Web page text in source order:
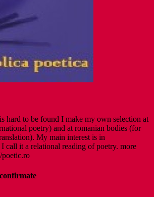
hard to be found I make my own selection at
poetry) and at romanian bodies (for
My main interest is in
call it a relational reading of poetry. more
poetic.ro